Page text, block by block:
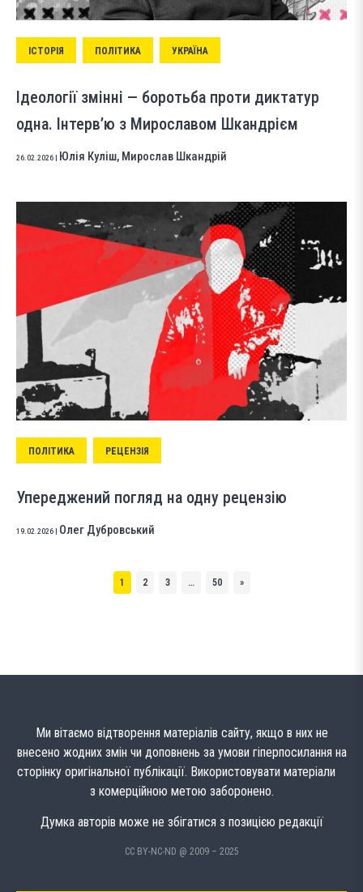
ІСТОРІЯ ПОЛІТИКА УКРАЇНА
Ідеології змінні — боротьба проти диктатур
одна. Інтервʼю з Мирославом Шкандрієм
26.02.2026 Юлія Куліш, Мирослав Шкандрій
ПОЛІТИКА РЕЦЕНЗІЯ
Упереджений погляд на одну рецензію
19.02.2026 Олег Дубровський
1 2 3 … 50 »
Ми вітаємо відтворення матеріалів сайту, якщо в них не
внесено жодних змін чи доповнень за умови гіперпосилання на
сторінку оригінальної публікації. Використовувати матеріали
з комерційною метою заборонено.
Думка авторів може не збігатися з позицією редакції
CC BY-NC-ND @ 2009 – 2025